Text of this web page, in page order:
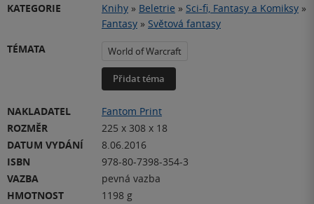
KATEGORIE
Knihy » Beletrie » Sci-fi, Fantasy a Komiksy »
Fantasy » Světová fantasy
TÉMATA
World of Warcraft
Přidat téma
NAKLADATEL
Fantom Print
ROZMĚR
225 x 308 x 18
DATUM VYDÁNÍ
8.06.2016
ISBN
978-80-7398-354-3
VAZBA
pevná vazba
HMOTNOST
1198 g